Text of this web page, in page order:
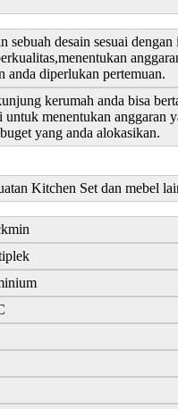
sebuah desain sesuai dengan
anda diperlukan pertemuan.
kerumah anda bisa
menentukan anggaran
yang anda alokasikan.
Kitchen Set dan mebel